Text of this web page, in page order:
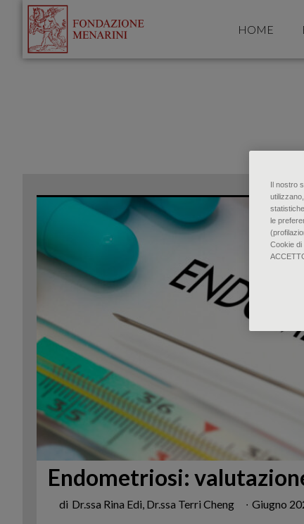
HOME
Endometriosi:
di Dr.ssa Rina Edi, Dr.ssa Terri Cheng ∙ Giugno
Il nostro
le
Cookie